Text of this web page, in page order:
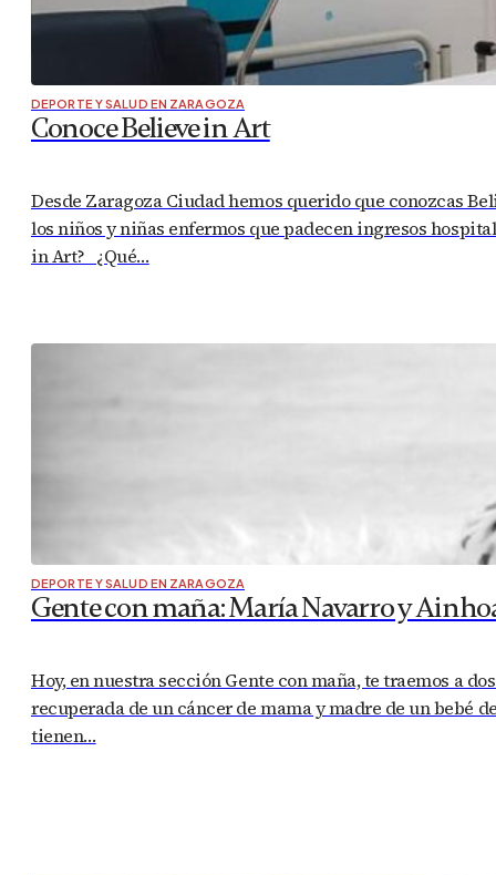
DEPORTE Y SALUD EN ZARAGOZA
Conoce Believe in Art
Desde Zaragoza Ciudad hemos querido que conozcas
los niños y niñas enfermos que padecen ingresos
in Art? ¿Qué…
DEPORTE Y SALUD EN ZARAGOZA
Gente con maña: María Navarro y
Hoy, en nuestra sección Gente con maña, te traemos a
recuperada de un cáncer de mama y madre de un bebé
tienen…